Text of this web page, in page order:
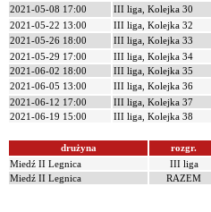
2021-05-08 17:00
III liga, Kolejka 30
2021-05-22 13:00
III liga, Kolejka 32
2021-05-26 18:00
III liga, Kolejka 33
2021-05-29 17:00
III liga, Kolejka 34
2021-06-02 18:00
III liga, Kolejka 35
2021-06-05 13:00
III liga, Kolejka 36
2021-06-12 17:00
III liga, Kolejka 37
2021-06-19 15:00
III liga, Kolejka 38
drużyna rozgr.
Miedź II Legnica
III liga
Miedź II Legnica
RAZEM